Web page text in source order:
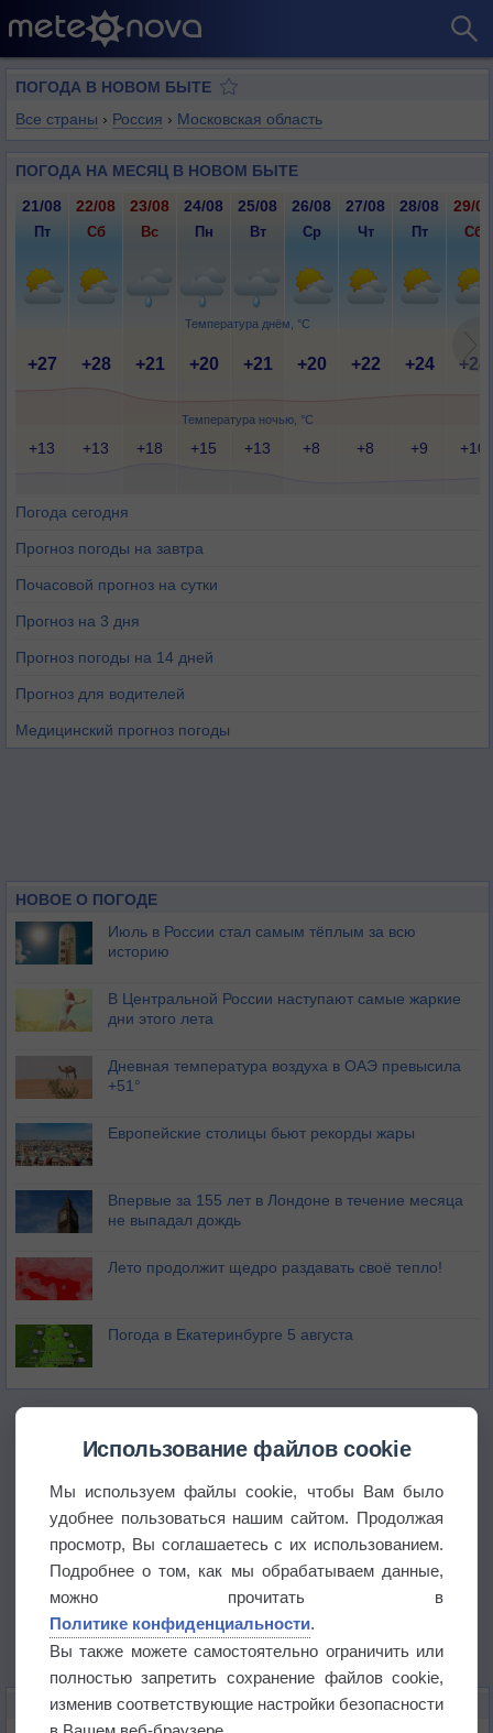
ПОГОДА В НОВОМ БЫТЕ
Все страны › Россия › Московская область
ПОГОДА НА МЕСЯЦ В НОВОМ БЫТЕ
Температура днём, °C
Температура ночью, °C
21/08 22/08 23/08 24/08 25/08 26/08 27/08 28/08 29/08
Пт Сб Вс Пн Вт Ср Чт Пт Сб
+27 +28 +21 +20 +21 +20 +22 +24 +24
+13 +13 +18 +15 +13 +8 +8 +9 +10
Погода сегодня
Прогноз погоды на завтра
Почасовой прогноз на сутки
Прогноз на 3 дня
Прогноз погоды на 14 дней
Прогноз для водителей
Медицинский прогноз погоды
НОВОЕ О ПОГОДЕ
Июль в России стал самым тёплым за всю
историю
В Центральной России наступают самые жаркие
дни этого лета
Дневная температура воздуха в ОАЭ превысила
+51°
Европейские столицы бьют рекорды жары
Впервые за 155 лет в Лондоне в течение месяца
не выпадал дождь
Лето продолжит щедро раздавать своё тепло!
Погода в Екатеринбурге 5 августа
ЭТО ИНТЕРЕСНО
Использование файлов cookie
Мы используем файлы cookie, чтобы Вам было
удобнее пользоваться нашим сайтом. Продолжая
просмотр, Вы соглашаетесь с их использованием.
Подробнее о том, как мы обрабатываем данные,
можно прочитать в
Политике конфиденциальности.
Вы также можете самостоятельно ограничить или
полностью запретить сохранение файлов cookie,
изменив соответствующие настройки безопасности